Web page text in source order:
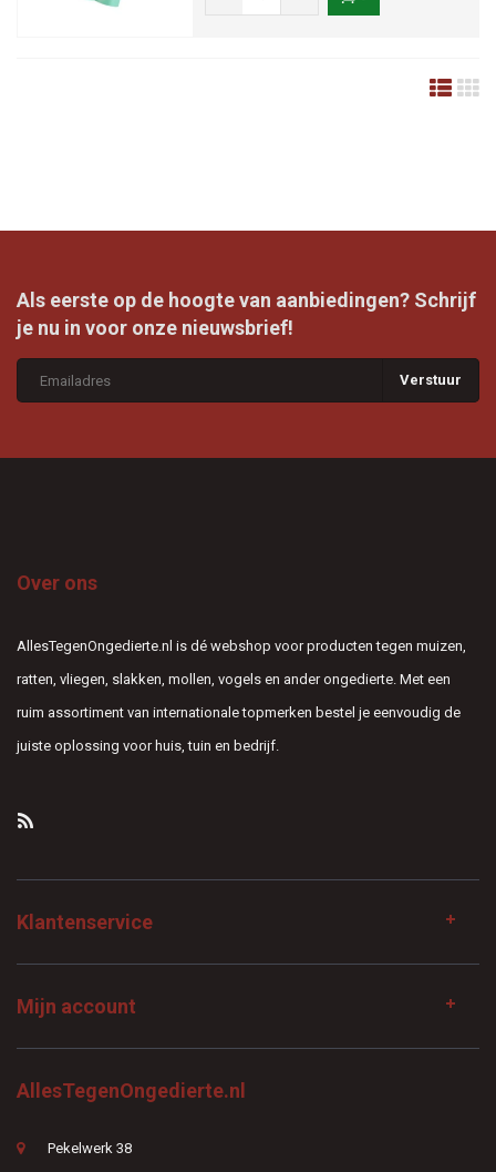
Als eerste op de hoogte van aanbiedingen? Schrijf
je nu in voor onze nieuwsbrief!
Verstuur
Over ons
AllesTegenOngedierte.nl is dé webshop voor producten tegen muizen,
ratten, vliegen, slakken, mollen, vogels en ander ongedierte. Met een
ruim assortiment van internationale topmerken bestel je eenvoudig de
juiste oplossing voor huis, tuin en bedrijf.
Klantenservice
Mijn account
AllesTegenOngedierte.nl
Pekelwerk 38